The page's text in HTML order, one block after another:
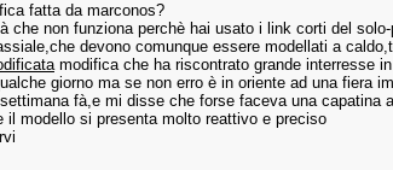
fatta da marconos?
che non funziona perchè hai usato i link corti del
devono comunque essere modellati a
modifica che ha riscontrato grande interresse
giorno ma se non erro è in oriente ad una fiera
fà,e mi disse che forse faceva una capatina
modello si presenta molto reattivo e preciso